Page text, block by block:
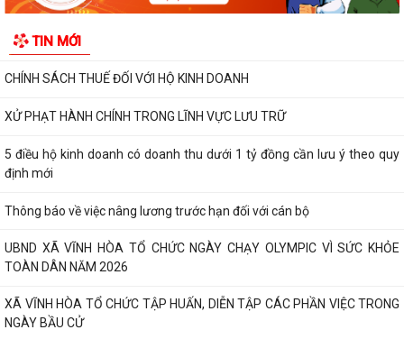
TIN MỚI
bị kiểm tra sử dụng phần mềm lậu từ...
CHÍNH SÁCH THUẾ ĐỐI VỚI HỘ KINH DOANH
XỬ PHẠT HÀNH CHÍNH TRONG LĨNH VỰC LƯU TRỮ
5 điều hộ kinh doanh có doanh thu dưới 1 tỷ đồng cần lưu ý theo quy
định mới
Thông báo về việc nâng lương trước hạn đối với cán bộ
UBND XÃ VĨNH HÒA TỔ CHỨC NGÀY CHẠY OLYMPIC VÌ SỨC KHỎE
TOÀN DÂN NĂM 2026
XÃ VĨNH HÒA TỔ CHỨC TẬP HUẤN, DIỄN TẬP CÁC PHẦN VIỆC TRONG
NGÀY BẦU CỬ